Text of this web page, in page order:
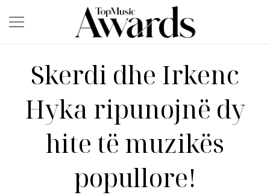
Skerdi dhe Irkenc
Hyka ripunojnë dy
hite të muzikës
popullore!